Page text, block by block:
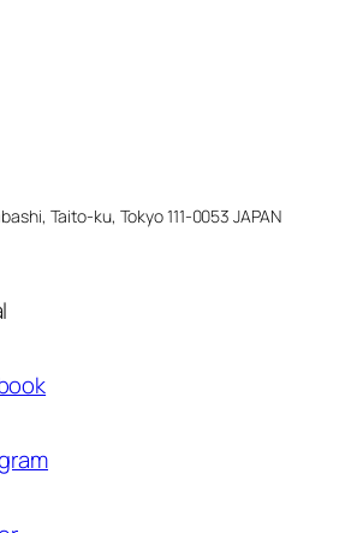
Taito-ku, Tokyo 111-0053 JAPAN